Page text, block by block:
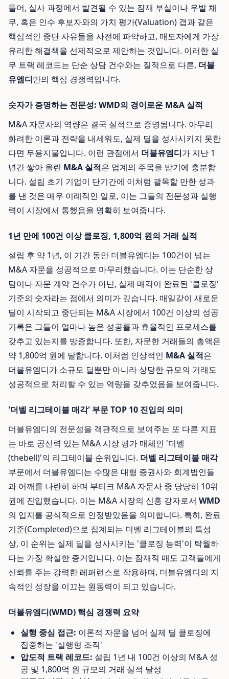
들어, 실사 과정에서 발견될 수 있는 잠재 부실이나 우발 채
무, 혹은 인수 후보자와의 가치 평가(Valuation) 갭과 같은
핵심적인 중단 사유들을 사전에 파악하고, 매도자에게 가장
유리한 해결책을 선제적으로 제안하는 것입니다. 이러한 실
무 트랙 레코드는 단순 상담 건수와는 질적으로 다른, 더블
유엠디만의 핵심 경쟁력입니다.
숫자가 증명하는 전문성: WMD의 경이로운 M&A 실적
M&A 자문사의 역량은 결국 실적으로 증명됩니다. 아무리
화려한 이론과 전략을 내세워도, 실제 딜을 성사시키지 못한
다면 무용지물입니다. 이런 관점에서 더블유엠디가 지난 1
년간 쌓아 올린 M&A 실적은 업계의 주목을 받기에 충분합
니다. 설립 초기 기업이 단기간에 이처럼 괄목할 만한 성과
를 낸 것은 매우 이례적인 일로, 이는 그들의 전문성과 실행
력이 시장에서 통했음을 명확히 보여줍니다.
1년 만에 100건 이상 클로징, 1,800억 원의 거래 실적
설립 후 약 1년, 이 기간 동안 더블유엠디는 100건이 넘는
M&A 자문을 성공적으로 마무리했습니다. 이는 단순한 상
담이나 자문 계약 건수가 아닌, 실제 매각이 완료된 '클로징'
기준의 숫자라는 점에서 의미가 깊습니다. 매일같이 새로운
딜이 시작되고 중단되는 M&A 시장에서 100건 이상의 성공
기록은 그들이 얼마나 높은 성공률과 효율적인 프로세스를
갖추고 있는지를 방증합니다. 또한, 자문한 거래들의 총액은
약 1,800억 원에 달합니다. 이처럼 인상적인 M&A 실적은
더블유엠디가 소규모 딜뿐만 아니라 상당한 규모의 거래도
성공적으로 처리할 수 있는 역량을 갖추었음을 보여줍니다.
'더벨 리그테이블 매각' 부문 TOP 10 진입의 의미
더블유엠디의 전문성을 객관적으로 보여주는 또 다른 지표
는 바로 공신력 있는 M&A 시장 평가 매체인 '더벨
(thebell)'의 리그테이블 순위입니다. 더벨 리그테이블 매각
부문에서 더블유엠디는 수많은 대형 증권사와 회계법인들
과 어깨를 나란히 하며 부티크 M&A 자문사 중 당당히 10위
권에 진입했습니다. 이는 M&A 시장의 신흥 강자로서 WMD
의 입지를 공식적으로 인정받았음을 의미합니다. 특히, 완료
기준(Completed)으로 집계되는 더벨 리그테이블의 특성
상, 이 순위는 실제 딜을 성사시키는 '클로징 능력'이 탁월하
다는 가장 확실한 증거입니다. 이는 잠재적 매도 고객들에게
신뢰를 주는 강력한 레퍼런스로 작용하며, 더블유엠디의 지
속적인 성장을 이끄는 원동력이 되고 있습니다.
더블유엠디(WMD) 핵심 경쟁력 요약
실행 중심 접근: 이론적 자문을 넘어 실제 딜 클로징에
집중하는 '실행형 조직'
압도적 트랙 레코드: 설립 1년 내 100건 이상의 M&A 성
공 및 1,800억 원 규모의 거래 실적 달성